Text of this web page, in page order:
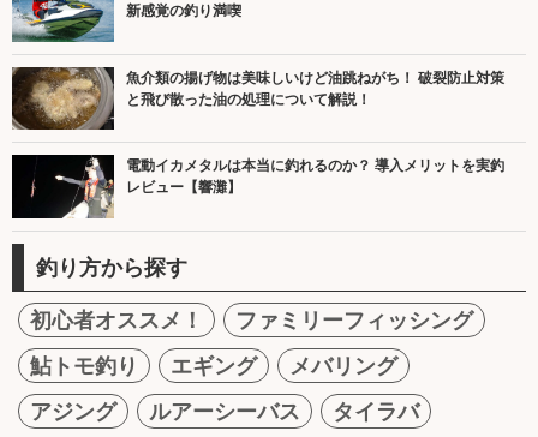
新感覚の釣り満喫
魚介類の揚げ物は美味しいけど油跳ねがち！ 破裂防止対策
と飛び散った油の処理について解説！
電動イカメタルは本当に釣れるのか？ 導入メリットを実釣
レビュー【響灘】
釣り方から探す
初心者オススメ！
ファミリーフィッシング
鮎トモ釣り
エギング
メバリング
アジング
ルアーシーバス
タイラバ